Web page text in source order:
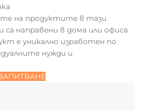
на продуктите в тази
са направени в дома или офиса
е уникално изработен по
нужди и